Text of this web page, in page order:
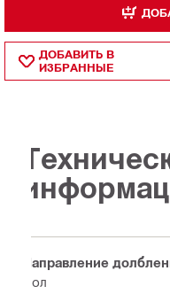
ДОБАВИТЬ В
ИЗБРАННЫЕ
Направление
Пол